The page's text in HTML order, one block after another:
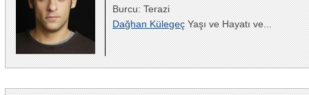
Burcu: Terazi
Dağhan KülegeçYaşı ve Hayatı ve...